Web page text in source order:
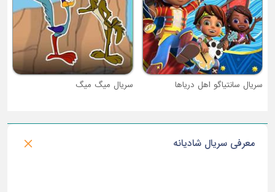
سریال سانتیاگو اهل دریاها سریال میگ میگ
معرفی سریال شادیانه